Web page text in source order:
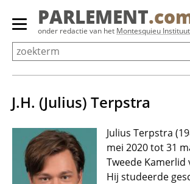
Overslaan
Primair
menu
tonen/verbergen
PARLEMENT
onder redactie van het Montesquieu Instituut
J.H. (Julius) Terpstra
Julius Terpstra
mei 2020 tot 31
Tweede Kamerlid
Hij studeerde